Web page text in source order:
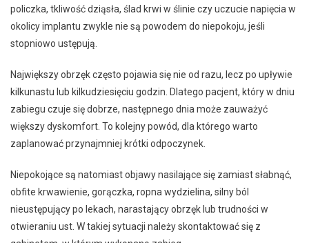
policzka, tkliwość dziąsła, ślad krwi w ślinie czy uczucie napięcia w
okolicy implantu zwykle nie są powodem do niepokoju, jeśli
stopniowo ustępują.
Największy obrzęk często pojawia się nie od razu, lecz po upływie
kilkunastu lub kilkudziesięciu godzin. Dlatego pacjent, który w dniu
zabiegu czuje się dobrze, następnego dnia może zauważyć
większy dyskomfort. To kolejny powód, dla którego warto
zaplanować przynajmniej krótki odpoczynek.
Niepokojące są natomiast objawy nasilające się zamiast słabnąć,
obfite krwawienie, gorączka, ropna wydzielina, silny ból
nieustępujący po lekach, narastający obrzęk lub trudności w
otwieraniu ust. W takiej sytuacji należy skontaktować się z